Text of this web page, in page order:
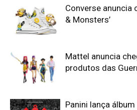
Converse anuncia
& Monsters’
Mattel anuncia
produtos das
Panini lança